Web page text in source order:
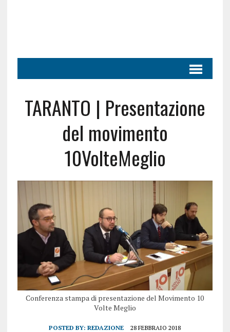
TARANTO | Presentazione
del movimento
10VolteMeglio
Conferenza stampa di presentazione del Movimento 10
Volte Meglio
POSTED BY:REDAZIONE 28 FEBBRAIO 2018